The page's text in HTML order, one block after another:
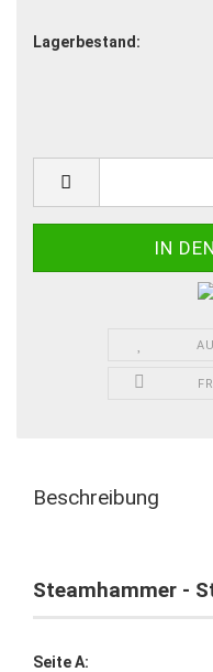
Lagerbestand:
Beschreibung
Steamhammer -
Seite A: